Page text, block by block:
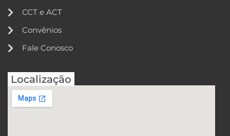
CCT e ACT
Convênios
Fale Conosco
Localização